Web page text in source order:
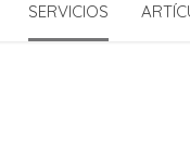
SERVICIOS